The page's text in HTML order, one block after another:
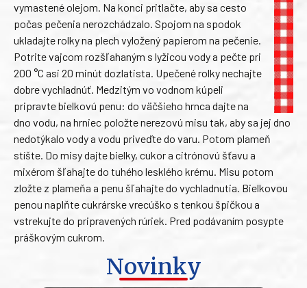
vymastené olejom. Na konci pritlačte, aby sa cesto
počas pečenia nerozchádzalo. Spojom na spodok
ukladajte rolky na plech vyložený papierom na pečenie.
Potrite vajcom rozšľahaným s lyžicou vody a pečte pri
200 °C asi 20 minút dozlatista. Upečené rolky nechajte
dobre vychladnúť. Medzitým vo vodnom kúpeli
pripravte bielkovú penu: do väčšieho hrnca dajte na
dno vodu, na hrniec položte nerezovú misu tak, aby sa jej dno
nedotýkalo vody a vodu priveďte do varu. Potom plameň
stíšte. Do misy dajte bielky, cukor a citrónovú šťavu a
mixérom šľahajte do tuhého lesklého krému. Misu potom
zložte z plameňa a penu šľahajte do vychladnutia. Bielkovou
penou naplňte cukrárske vrecúško s tenkou špičkou a
vstrekujte do pripravených rúriek. Pred podávaním posypte
práškovým cukrom.
Novinky